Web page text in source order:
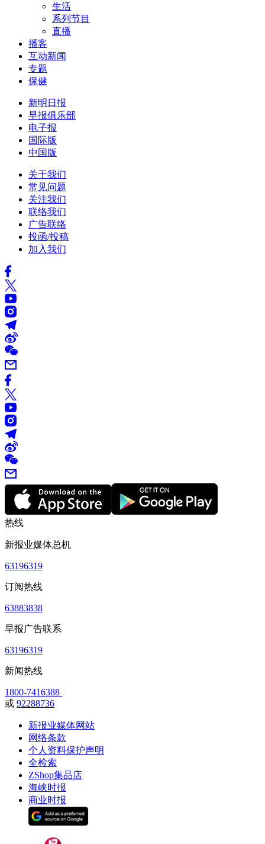
生活
系列节目
直播
播客
互动新闻
专题
保健
新明日报
早报俱乐部
电子报
国际版
中国版
关于我们
常见问题
关注我们
联络我们
广告联络
投函/投稿
加入我们
热线
新报业媒体总机
63196319
订阅热线
63883838
早报广告联系
63196319
新闻热线
1800-7416388
或 92288736
新报业媒体网站
网络条款
个人资料保护声明
全检索
ZShop集品店
海峡时报
商业时报